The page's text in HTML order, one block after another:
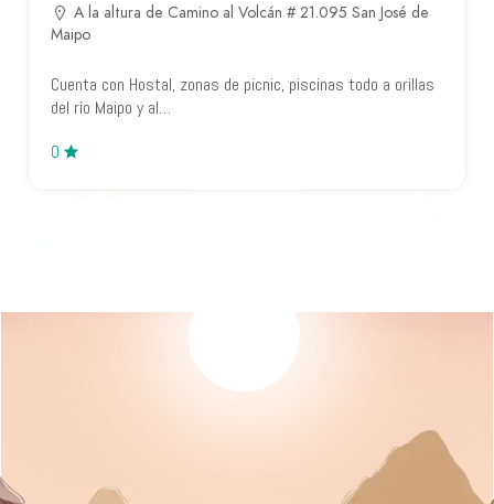
A la altura de Camino al Volcán # 21.095 San José de
Maipo
Cuenta con Hostal, zonas de picnic, piscinas todo a orillas
del río Maipo y al…
0